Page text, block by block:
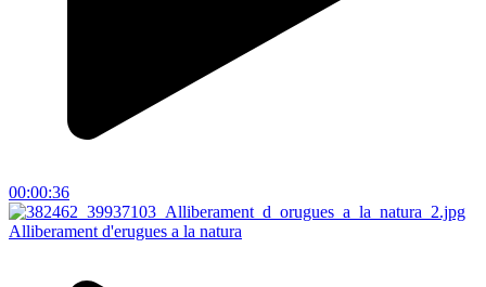
00:00:36
Alliberament d'erugues a la natura